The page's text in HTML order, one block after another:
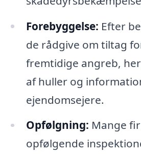
Forebyggelse: Efter
de rådgive om tiltag
fremtidige angreb,
af huller og
ejendomsejere.
Opfølgning: Mange
opfølgende